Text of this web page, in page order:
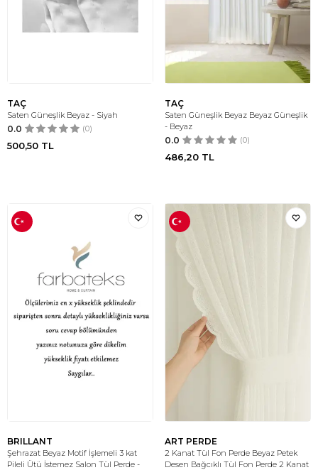
TAÇ
Saten Güneşlik Beyaz - Siyah
0.0 (0)
500,50 TL
TAÇ
Saten Güneşlik Beyaz Beyaz Güneşlik
- Beyaz
0.0 (0)
486,20 TL
BRILLANT
Şehrazat Beyaz Motif İşlemeli 3 kat
Pileli Ütü İstemez Salon Tül Perde -
ART PERDE
2 Kanat Tül Fon Perde Beyaz Petek
Desen Bağcıklı Tül Fon Perde 2 Kanat